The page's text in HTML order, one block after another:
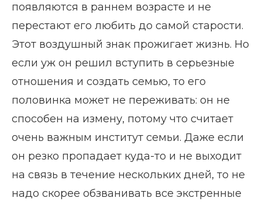
появляются в раннем возрасте и не
перестают его любить до самой старости.
Этот воздушный знак прожигает жизнь. Но
если уж он решил вступить в серьезные
отношения и создать семью, то его
половинка может не переживать: он не
способен на измену, потому что считает
очень важным институт семьи. Даже если
он резко пропадает куда-то и не выходит
на связь в течение нескольких дней, то не
надо скорее обзванивать все экстренные